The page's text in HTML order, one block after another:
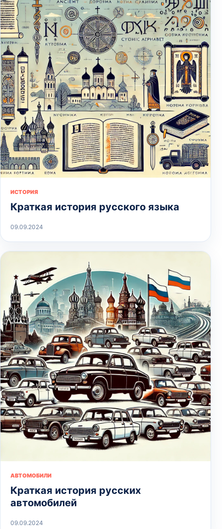
ИСТОРИЯ
Краткая история русского языка
09.09.2024
АВТОМОБИЛИ
Краткая история русских
автомобилей
09.09.2024